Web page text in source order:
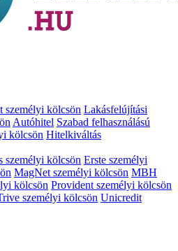
személyi kölcsön Lakásfelújítási
Autóhitel Szabad felhasználású
kölcsön Hitelkiváltás
személyi kölcsön Erste személyi
MagNet személyi kölcsön MBH
kölcsön Provident személyi kölcsön
személyi kölcsön Unicredit